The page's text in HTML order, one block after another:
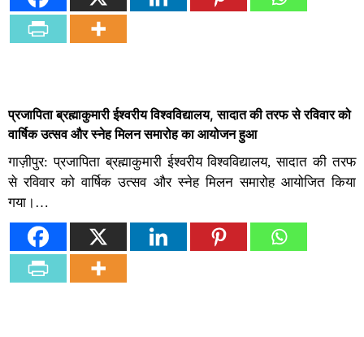
प्रजापिता ब्रह्माकुमारी ईश्वरीय विश्वविद्यालय, सादात की तरफ से रविवार को
वार्षिक उत्सव और स्नेह मिलन समारोह का आयोजन हुआ
गाज़ीपुर: प्रजापिता ब्रह्माकुमारी ईश्वरीय विश्वविद्यालय, सादात की तरफ
से रविवार को वार्षिक उत्सव और स्नेह मिलन समारोह आयोजित किया
गया।…